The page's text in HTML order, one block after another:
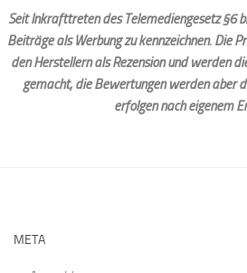
Seit Inkrafttreten des Telemediengesetz §6
Beiträge als Werbung zu kennzeichnen. Die
den Herstellern als Rezension und werden
gemacht, die Bewertungen werden aber
erfolgen nach eigenem
META